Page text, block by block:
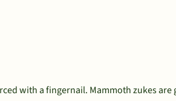
with a fingernail. Mammoth zukes